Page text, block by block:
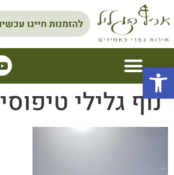
פתח סרגל נגישות
נוף גלילי טיפוסי